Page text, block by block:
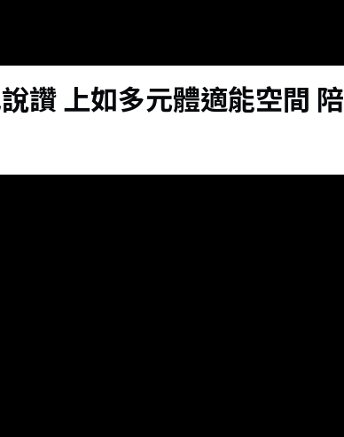
讚 上如多元體適能空間 陪